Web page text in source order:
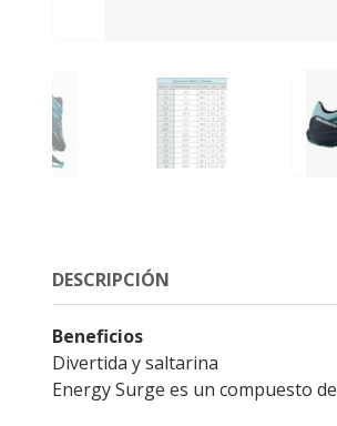
DESCRIPCIÓN
Beneficios
Divertida y saltarina
Energy Surge es un compuesto